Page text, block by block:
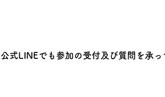
公式LINEでも参加の受付及び質問を承っ